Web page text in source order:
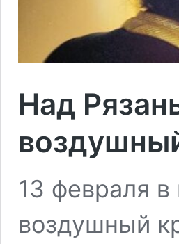
Над
13 февраля
воздушный